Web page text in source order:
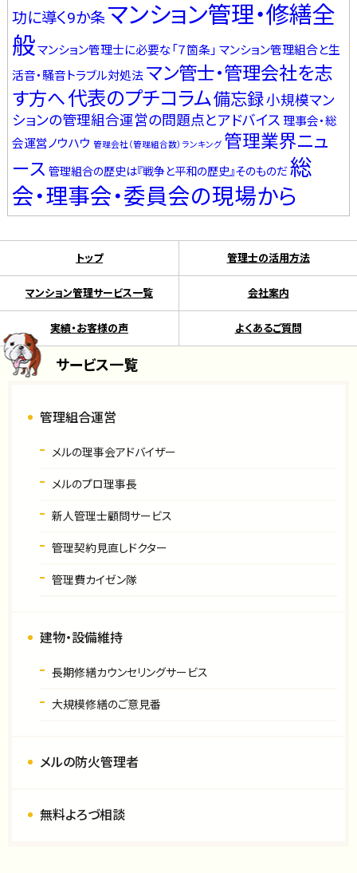
功に導く9か条マンション管理・修繕全
般マンション管理士に必要な「７箇条」 マンション管理組合と生
活音・騒音トラブル対処法 マン管士・管理会社を志
す方へ代表のプチコラム備忘録小規模マン
ションの管理組合運営の問題点とアドバイス 理事会・総
会運営ノウハウ 管理会社（管理組合数）ランキング 管理業界ニュ
ース 管理組合の歴史は『戦争と平和の歴史』そのものだ総
会・理事会・委員会の現場から
トップ 管理士の活用方法
マンション管理サービス一覧 会社案内
実績・お客様の声 よくあるご質問
サービス一覧
管理組合運営
メルの理事会アドバイザー
メルのプロ理事長
新人管理士顧問サービス
管理契約見直しドクター
管理費カイゼン隊
建物・設備維持
長期修繕カウンセリングサービス
大規模修繕のご意見番
メルの防火管理者
無料よろづ相談